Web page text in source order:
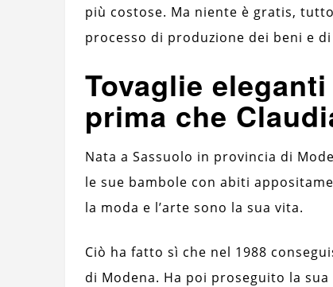
più costose. Ma niente è gratis,
processo di produzione dei beni e
Tovaglie
prima che
Nata a Sassuolo in provincia di
le sue bambole con abiti
la moda e l’arte sono la sua vita.
Ciò ha fatto sì che nel 1988
di Modena. Ha poi proseguito la